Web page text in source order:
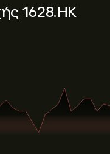
1628.HK